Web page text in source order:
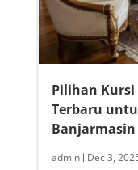
Pilihan Kursi
Terbaru
Banjarmasin
admin | Dec 3,